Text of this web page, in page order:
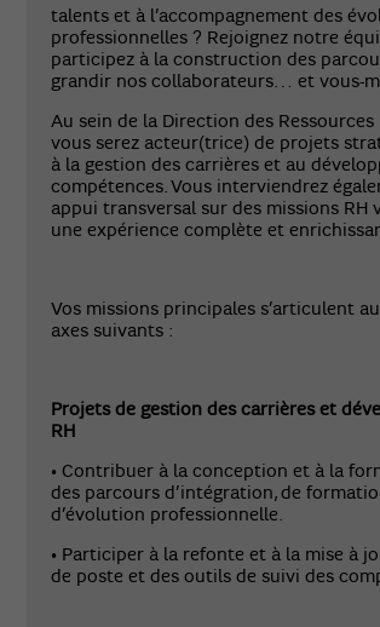
talents et à l’accompagnement des
professionnelles ? Rejoignez notre
participez à la construction des
grandir nos collaborateurs… et vous-
Au sein de la Direction des Ressources
vous serez acteur(trice) de projets
à la gestion des carrières et au
compétences. Vous interviendrez
appui transversal sur des missions RH
une expérience complète et
Vos missions principales s’articulent
axes suivants :
Projets de gestion des carrières et
RH
• Contribuer à la conception et à la
des parcours d’intégration, de
d’évolution professionnelle.
• Participer à la refonte et à la mise à
de poste et des outils de suivi des